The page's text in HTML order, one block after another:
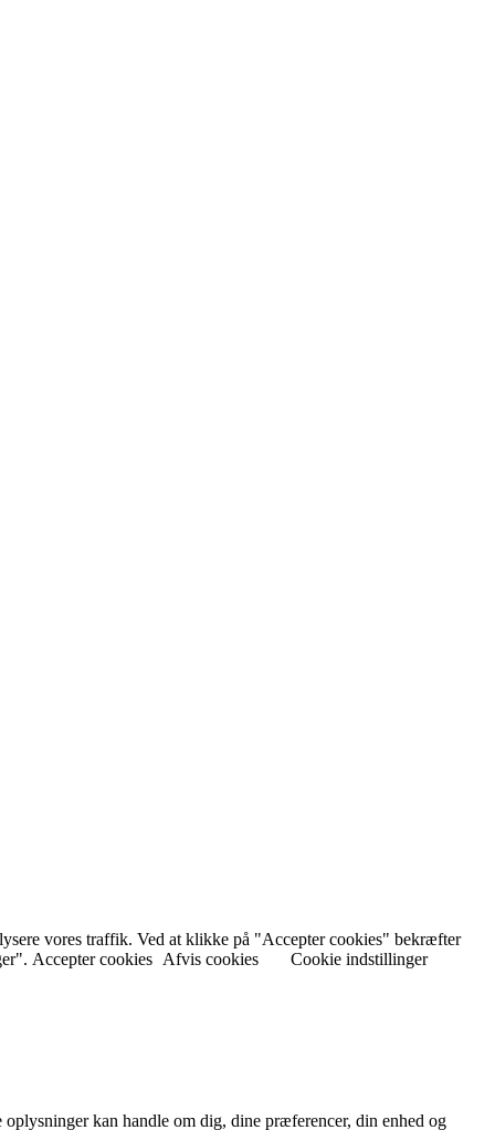
vores traffik. Ved at klikke på "Accepter cookies" bekræfter
Accepter cookies Afvis cookies
Cookie indstillinger
kan handle om dig, dine præferencer, din enhed og